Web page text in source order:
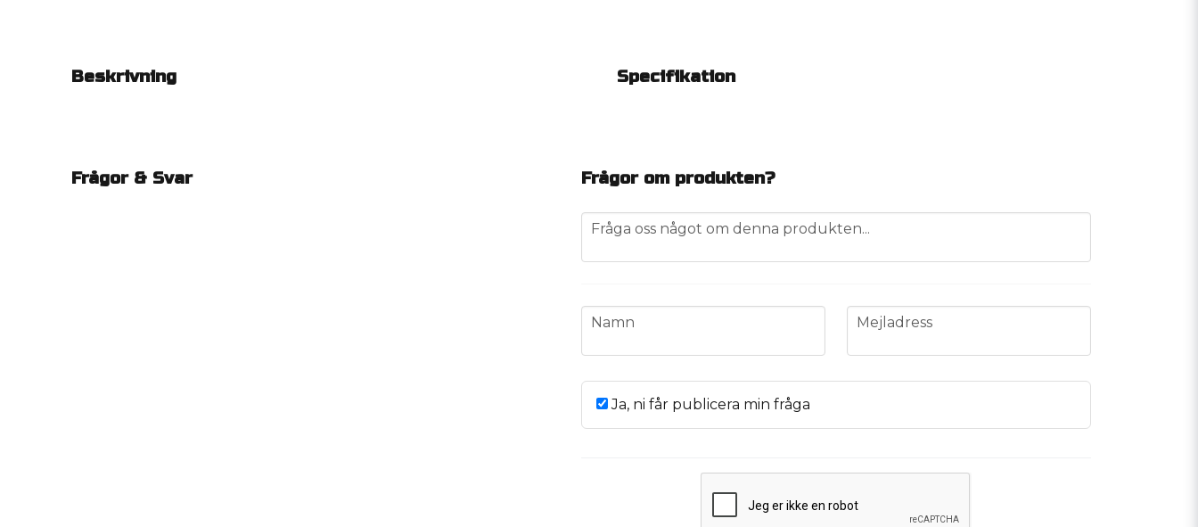
Beskrivning Specifikation
Frågor & Svar Frågor om produkten?
question
Fråga oss något om denna produkten...
name
Namn email
Mejladress
Ja, ni får publicera min fråga